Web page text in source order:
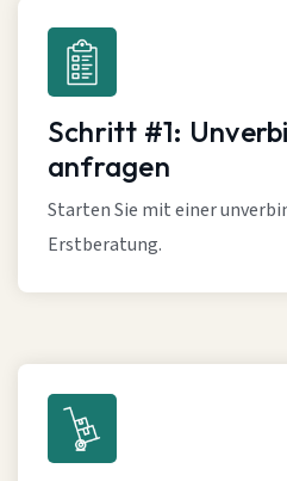
Schritt #1:
anfragen
Starten Sie mit einer
Erstberatung.